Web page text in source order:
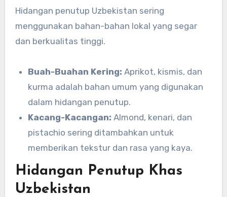
Hidangan penutup Uzbekistan sering
menggunakan bahan-bahan lokal yang segar
dan berkualitas tinggi.
Buah-Buahan Kering: Aprikot, kismis, dan
kurma adalah bahan umum yang digunakan
dalam hidangan penutup.
Kacang-Kacangan: Almond, kenari, dan
pistachio sering ditambahkan untuk
memberikan tekstur dan rasa yang kaya.
Hidangan Penutup Khas
Uzbekistan